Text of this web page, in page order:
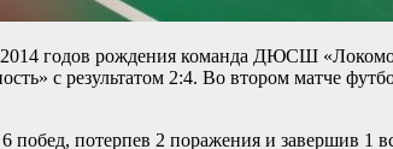
годов рождения команда ДЮСШ
с результатом 2:4. Во втором матче
потерпев 2 поражения и завершив 1